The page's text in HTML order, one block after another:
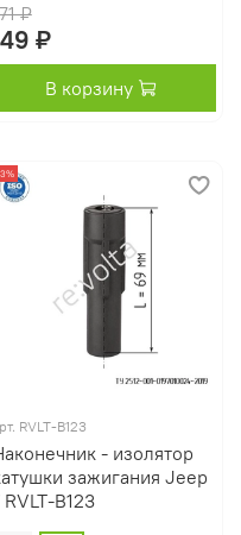
₽
₽
В корзину
RVLT-B123
- изолятор
зажигания Jeep
B123